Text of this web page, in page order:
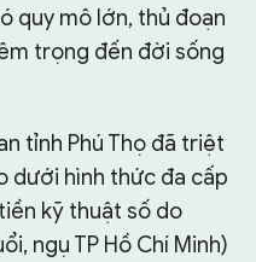
quy mô lớn, thủ đoạn
trọng đến đời sống
tỉnh Phú Thọ đã triệt
dưới hình thức đa cấp
kỹ thuật số do
ngụ TP Hồ Chí Minh)